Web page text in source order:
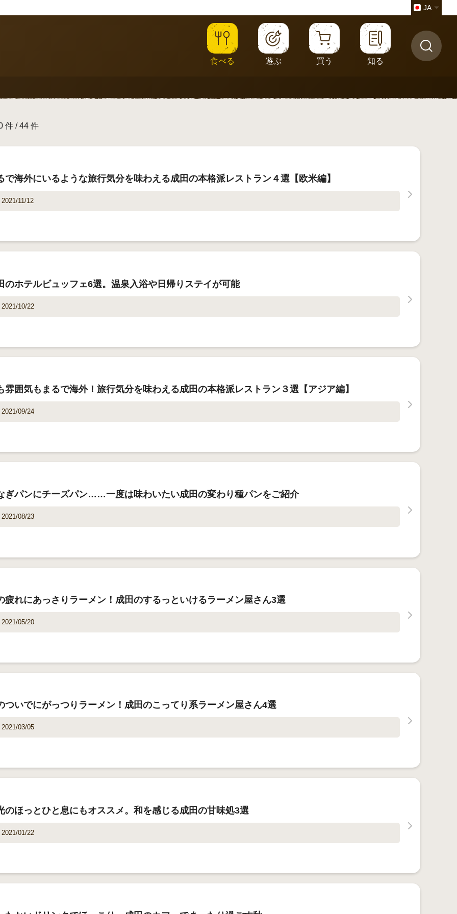
JA
食べる 遊ぶ 買う 知る
件 / 44 件
で海外にいるような旅行気分を味わえる成田の本格派レストラン４選【欧米編】
2021/11/12
のホテルビュッフェ6選。温泉入浴や日帰りステイが可能
2021/10/22
雰囲気もまるで海外！旅行気分を味わえる成田の本格派レストラン３選【アジア編】
2021/09/24
ぎパンにチーズパン……一度は味わいたい成田の変わり種パンをご紹介
2021/08/23
疲れにあっさりラーメン！成田のするっといけるラーメン屋さん3選
2021/05/20
ついでにがっつりラーメン！成田のこってり系ラーメン屋さん4選
2021/03/05
のほっとひと息にもオススメ。和を感じる成田の甘味処3選
2021/01/22